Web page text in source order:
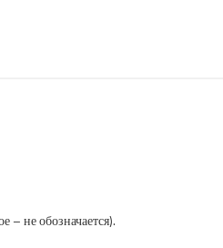
– не обозначается).